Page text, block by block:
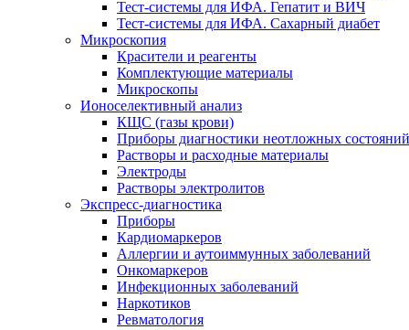
Тест-системы для ИФА. Гепатит и ВИЧ
Тест-системы для ИФА. Сахарный диабет
Микроскопия
Красители и реагенты
Комплектующие материалы
Микроскопы
Ионоселективный анализ
КЩС (газы крови)
Приборы диагностики неотложных состояний
Растворы и расходные материалы
Электроды
Растворы электролитов
Экспресс-диагностика
Приборы
Кардиомаркеров
Аллергии и аутоиммунных заболеваний
Онкомаркеров
Инфекционных заболеваний
Наркотиков
Ревматология